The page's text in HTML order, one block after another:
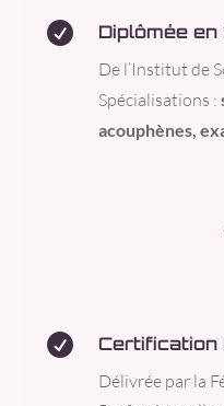

Diplômée
De l’Institut de
Spécialisations :
acouphènes,

Certification
Délivrée par la